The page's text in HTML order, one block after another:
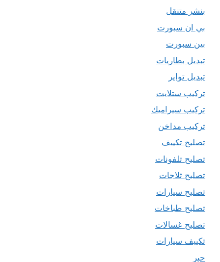
بنشر متنقل
بي ان سبورت
بين سبورت
تبديل بطاريات
تبديل تواير
تركيب ستلايت
تركيب سيراميك
تركيب مداخن
تصليح تكييف
تصليح تلفونات
تصليح ثلاجات
تصليح سيارات
تصليح طباخات
تصليح غسالات
تكييف سيارات
حبر